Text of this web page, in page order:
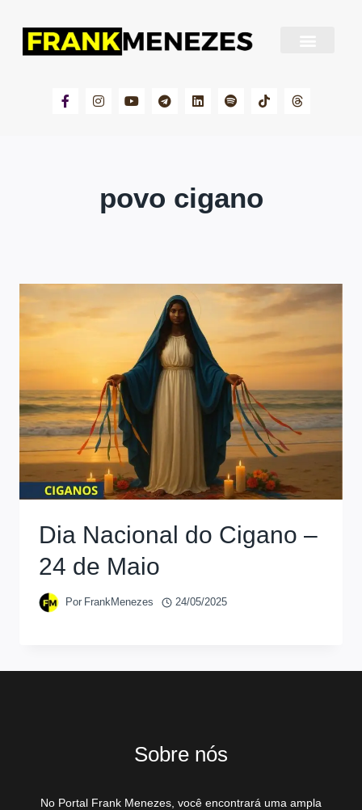
povo cigano
Dia Nacional do Cigano –
24 de Maio
Por FrankMenezes 24/05/2025
Sobre nós
No Portal Frank Menezes, você encontrará uma ampla